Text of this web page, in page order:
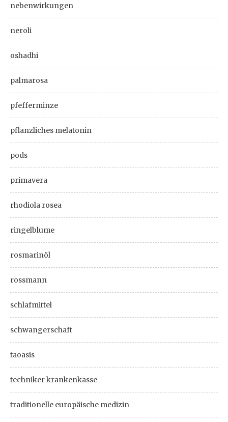
nebenwirkungen
neroli
oshadhi
palmarosa
pfefferminze
pflanzliches melatonin
pods
primavera
rhodiola rosea
ringelblume
rosmarinöl
rossmann
schlafmittel
schwangerschaft
taoasis
techniker krankenkasse
traditionelle europäische medizin